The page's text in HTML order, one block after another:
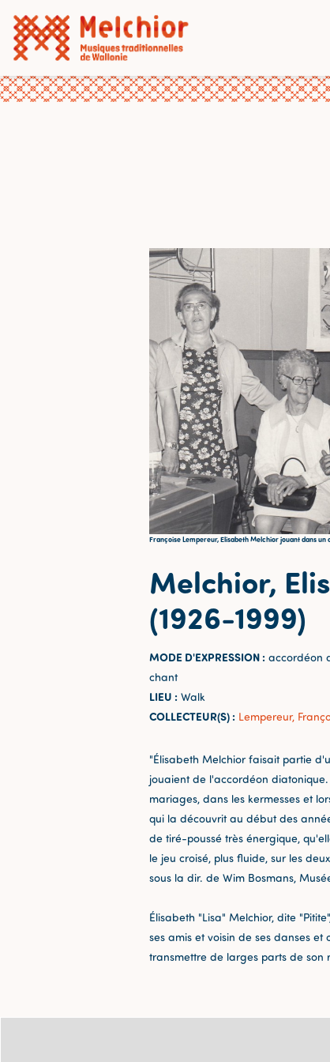
Françoise Lempereur, Elisabeth Melchior jouant dans un
Melchior,
(1926-1999)
MODE D'EXPRESSION : accordéon
chant
LIEU : Walk
COLLECTEUR(S) : Lempereur,
"Élisabeth Melchior faisait partie
jouaient de l'accordéon
mariages, dans les kermesses et
qui la découvrit au début des
de tiré-poussé très énergique,
le jeu croisé, plus fluide, sur les
sous la dir. de Wim Bosmans,
Élisabeth "Lisa" Melchior, dite
ses amis et voisin de ses danses
transmettre de larges parts de son